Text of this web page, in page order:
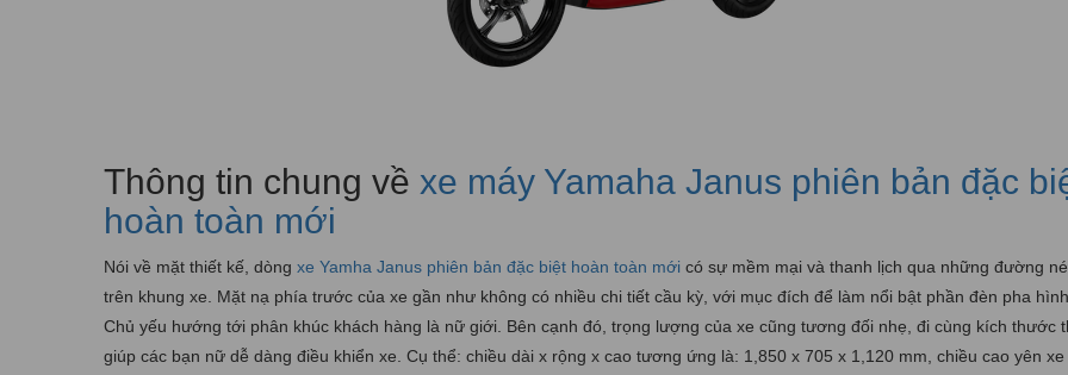
Thông tin chung về xe máy Yamaha Janus phiên bản đặc
hoàn toàn mới
Nói về mặt thiết kế, dòng xe Yamha Janus phiên bản đặc biệt hoàn toàn mới có sự mềm mại và thanh lịch qua những đường
trên khung xe. Mặt nạ phía trước của xe gần như không có nhiều chi tiết cầu kỳ, với mục đích để làm nổi bật phần đèn pha hình
Chủ yếu hướng tới phân khúc khách hàng là nữ giới. Bên cạnh đó, trọng lượng của xe cũng tương đối nhẹ, đi cùng kích thước
giúp các bạn nữ dễ dàng điều khiển xe. Cụ thể: chiều dài x rộng x cao tương ứng là: 1,850 x 705 x 1,120 mm, chiều cao yên